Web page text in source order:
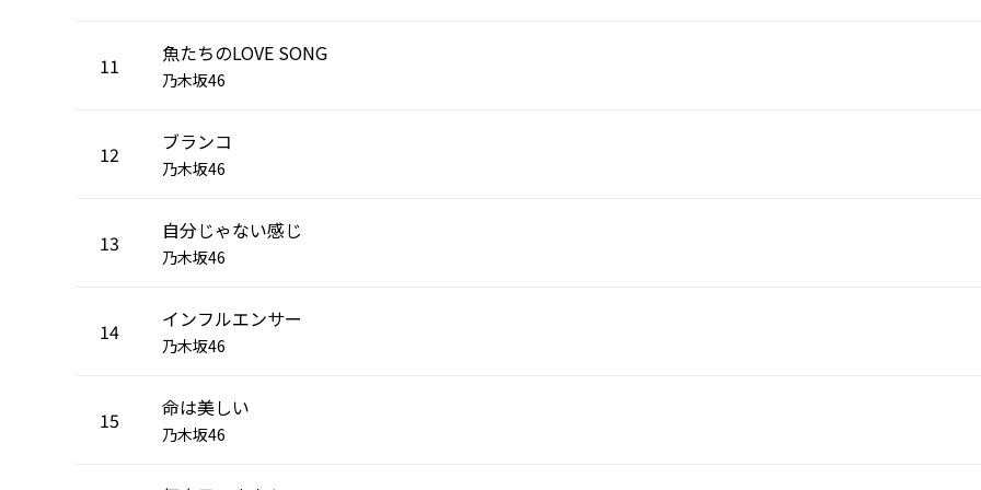
11 魚たちのLOVE SONG
乃木坂46
12 ブランコ
乃木坂46
13 自分じゃない感じ
乃木坂46
14 インフルエンサー
乃木坂46
15 命は美しい
乃木坂46